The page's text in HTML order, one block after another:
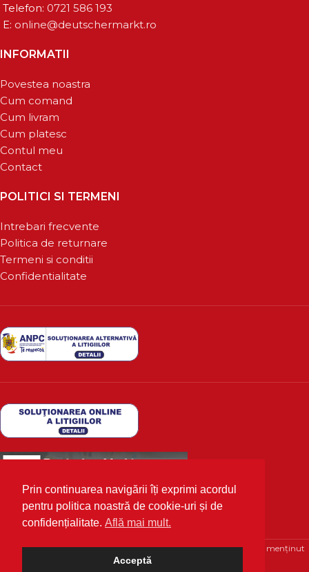
Prin continuarea navigării îți exprimi acordul
pentru politica noastră de cookie-uri și de
confidențialitate. Află mai mult.
Acceptă
Telefon: 0721 586 193
E: online@deutschermarkt.ro
INFORMATII
Povestea noastra
Cum comand
Cum livram
Cum platesc
Contul meu
Contact
POLITICI SI TERMENI
Intrebari frecvente
Politica de returnare
Termeni si conditii
Confidentialitate
Deutscher Markt2020 Toate drepturile rezervate | Optimizat și menținut
cu 💙 deWPhosting.ro